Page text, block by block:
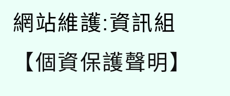
網站維護:資訊組
【個資保護聲明】